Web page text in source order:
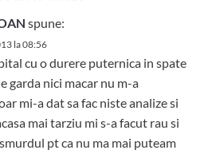
spune:
la 08:56
cu o durere puternica in spate
garda nici macar nu m-a
mi-a dat sa fac niste analize si
mai tarziu mi s-a facut rau si
pt ca nu ma mai puteam